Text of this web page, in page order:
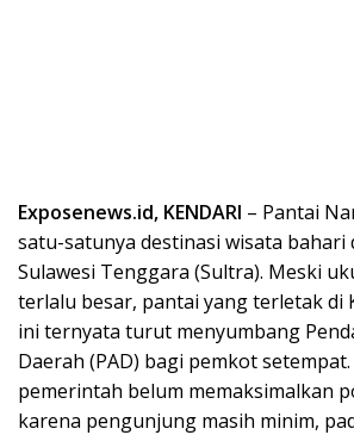
Exposenews.id, KENDARI – Pantai
satu-satunya destinasi wisata bahari
Sulawesi Tenggara (Sultra). Meski
terlalu besar, pantai yang terletak di
ini ternyata turut menyumbang
Daerah (PAD) bagi pemkot setempat.
pemerintah belum memaksimalkan
karena pengunjung masih minim,